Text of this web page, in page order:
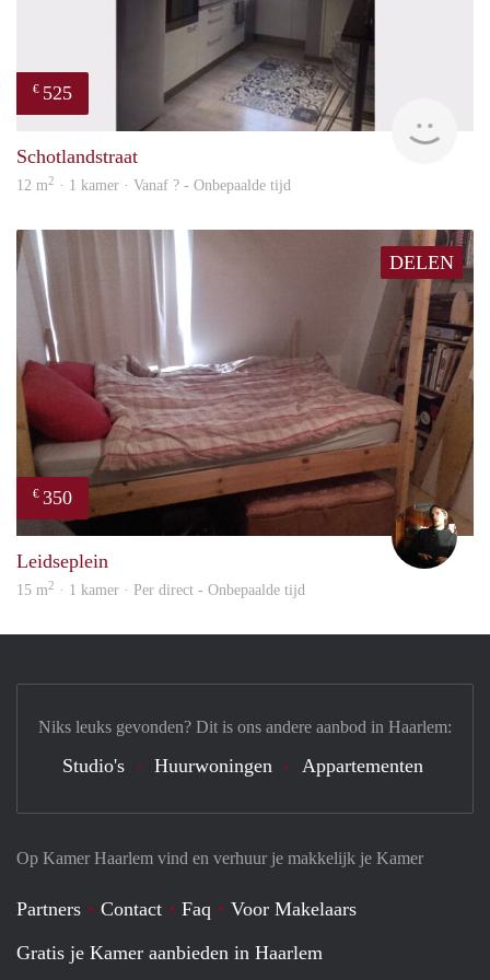
€ 525
Schotlandstraat
12 m2 · 1 kamer · Vanaf ? - Onbepaalde tijd
DELEN
€ 350
Leidseplein
15 m2 · 1 kamer · Per direct - Onbepaalde tijd
Op Kamer Haarlem vind en verhuur je makkelijk je Kamer
Partners Contact Faq
Voor Makelaars
Gratis je Kamer aanbieden in Haarlem
Niks leuks gevonden? Dit is ons andere aanbod in Haarlem:
Studio's Huurwoningen Appartementen